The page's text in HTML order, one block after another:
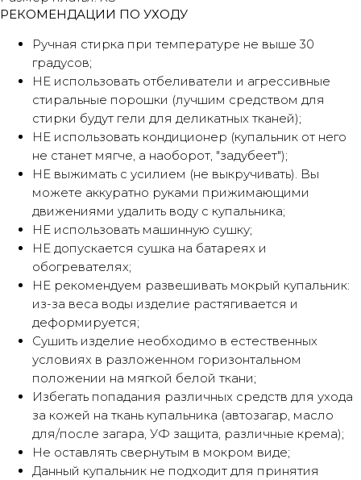
РЕКОМЕНДАЦИИ ПО УХОДУ
Ручная стирка при температуре не выше 30
градусов;
НЕ использовать отбеливатели и агрессивные
стиральные порошки (лучшим средством для
стирки будут гели для деликатных тканей);
НЕ использовать кондиционер (купальник от него
не станет мягче, а наоборот, "задубеет");
НЕ выжимать с усилием (не выкручивать). Вы
можете аккуратно руками прижимающими
движениями удалить воду с купальника;
НЕ использовать машинную сушку;
НЕ допускается сушка на батареях и
обогревателях;
НЕ рекомендуем развешивать мокрый купальник:
из-за веса воды изделие растягивается и
деформируется;
Сушить изделие необходимо в естественных
условиях в разложенном горизонтальном
положении на мягкой белой ткани;
Избегать попадания различных средств для ухода
за кожей на ткань купальника (автозагар, масло
для/после загара, УФ защита, различные крема);
Не оставлять свернутым в мокром виде;
Данный купальник не подходит для принятия
Оплата частями
Оплатите сегодня 25% стоимости
покупки картой любого банка, остальное
— тремя платежами раз в две недели.
сегодня
25%
Через
2 недели
25%
Через
4 недели
25%
Через
6 недель
Без комиссий и переплат
Как обычная оплата картой
Понятно